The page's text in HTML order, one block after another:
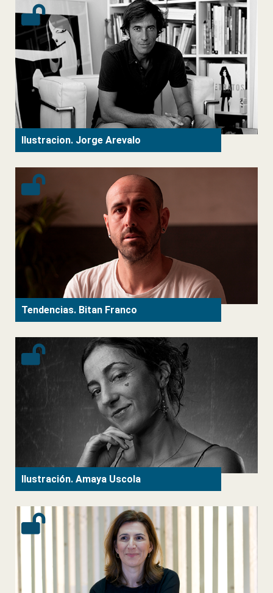
Ilustracion. Jorge Arevalo
Tendencias. Bitan Franco
Ilustración. Amaya Uscola